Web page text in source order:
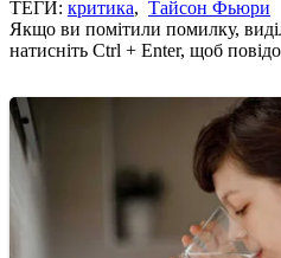
ТЕГИ: критика, Тайсон Фьюри
Якщо ви помітили помилку,
натисніть Ctrl + Enter, щоб